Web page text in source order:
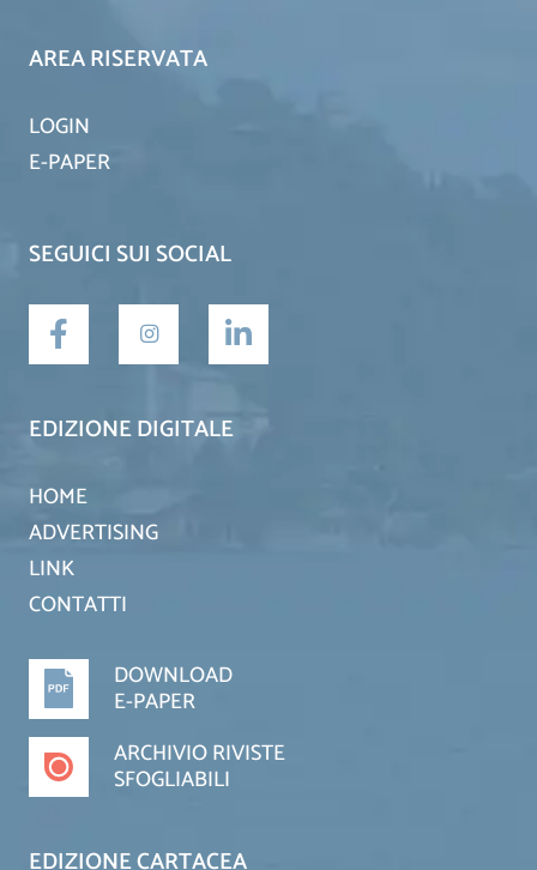
AREA RISERVATA
LOGIN
E-PAPER
SEGUICI SUI SOCIAL
EDIZIONE DIGITALE
HOME
ADVERTISING
LINK
CONTATTI
DOWNLOAD
E-PAPER
ARCHIVIO RIVISTE
SFOGLIABILI
EDIZIONE CARTACEA